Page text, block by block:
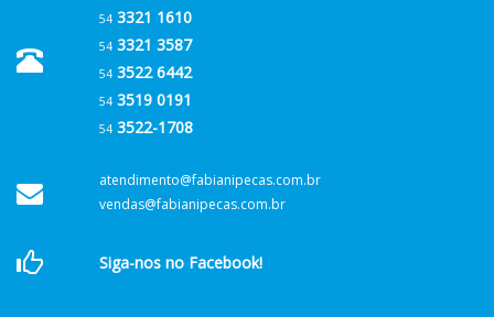
543321 1610
543321 3587
543522 6442
543519 0191
543522-1708
atendimento@fabianipecas.com.br
vendas@fabianipecas.com.br
Siga-nos no Facebook!